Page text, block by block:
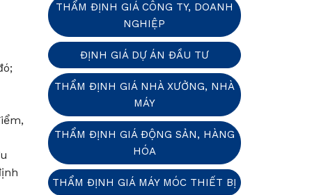
THẨM ĐỊNH GIÁ CÔNG TY, DOANH
NGHIỆP
ĐỊNH GIÁ DỰ ÁN ĐẦU TƯ
THẨM ĐỊNH GIÁ NHÀ XƯỞNG, NHÀ
MÁY
THẨM ĐỊNH GIÁ ĐỘNG SẢN, HÀNG
HÓA
THẨM ĐỊNH GIÁ MÁY MÓC THIẾT BỊ